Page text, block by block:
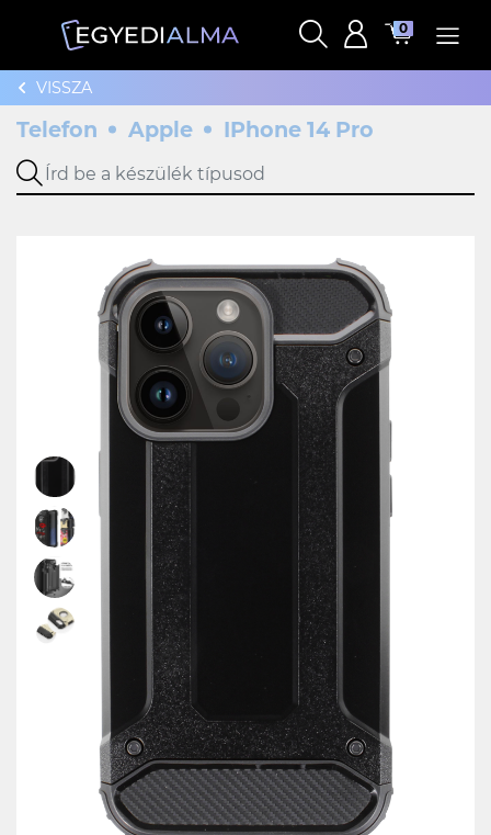
0
VISSZA
Telefon Apple IPhone 14 Pro